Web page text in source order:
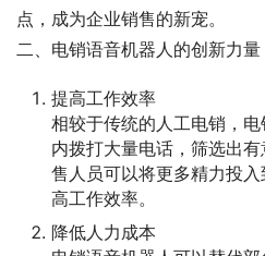
点，成为企业销售的新宠。
二、电销语音机器人的创新力量
提高工作效率
相较于传统的人工电销，
内拨打大量电话，筛选出
售人员可以将更多精力投
高工作效率。
降低人力成本